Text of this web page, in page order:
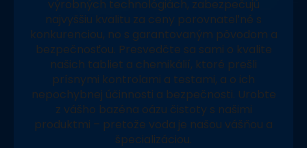
výrobných technológiách, zabezpečujú
najvyššiu kvalitu za ceny porovnateľné s
konkurenciou, no s garantovaným pôvodom a
bezpečnosťou. Presvedčte sa sami o kvalite
našich tabliet a chemikálií, ktoré prešli
prísnymi kontrolami a testami, a o ich
nepochybnej účinnosti a bezpečnosti. Urobte
z vášho bazéna oázu čistoty s našimi
produktmi – pretože voda je našou vášňou a
špecializáciou.